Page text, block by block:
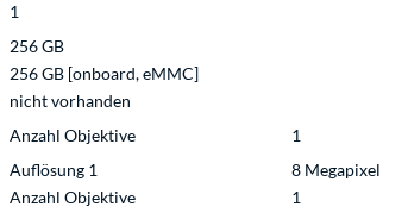
1
256 GB
256 GB [onboard, eMMC]
nicht vorhanden
Anzahl Objektive
1
Auflösung 1
8 Megapixel
Anzahl Objektive
1